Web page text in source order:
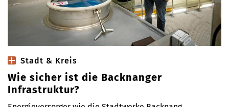
Stadt & Kreis
Wie sicher ist die Backnanger
Infrastruktur?